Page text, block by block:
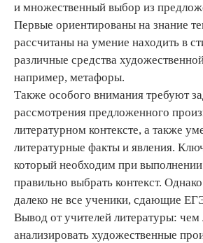
и множественный выбор из
Первые ориентированы на знание
рассчитаны на умение находить в
различные средства
например, метафоры.
Также особого внимания требуют
рассмотрения предложенного
литературном контексте, а также
литературные факты и явления.
который необходим при выполнении
правильно выбрать контекст.
далеко не все ученики, сдающие
Вывод от учителей литературы:
анализировать художественные